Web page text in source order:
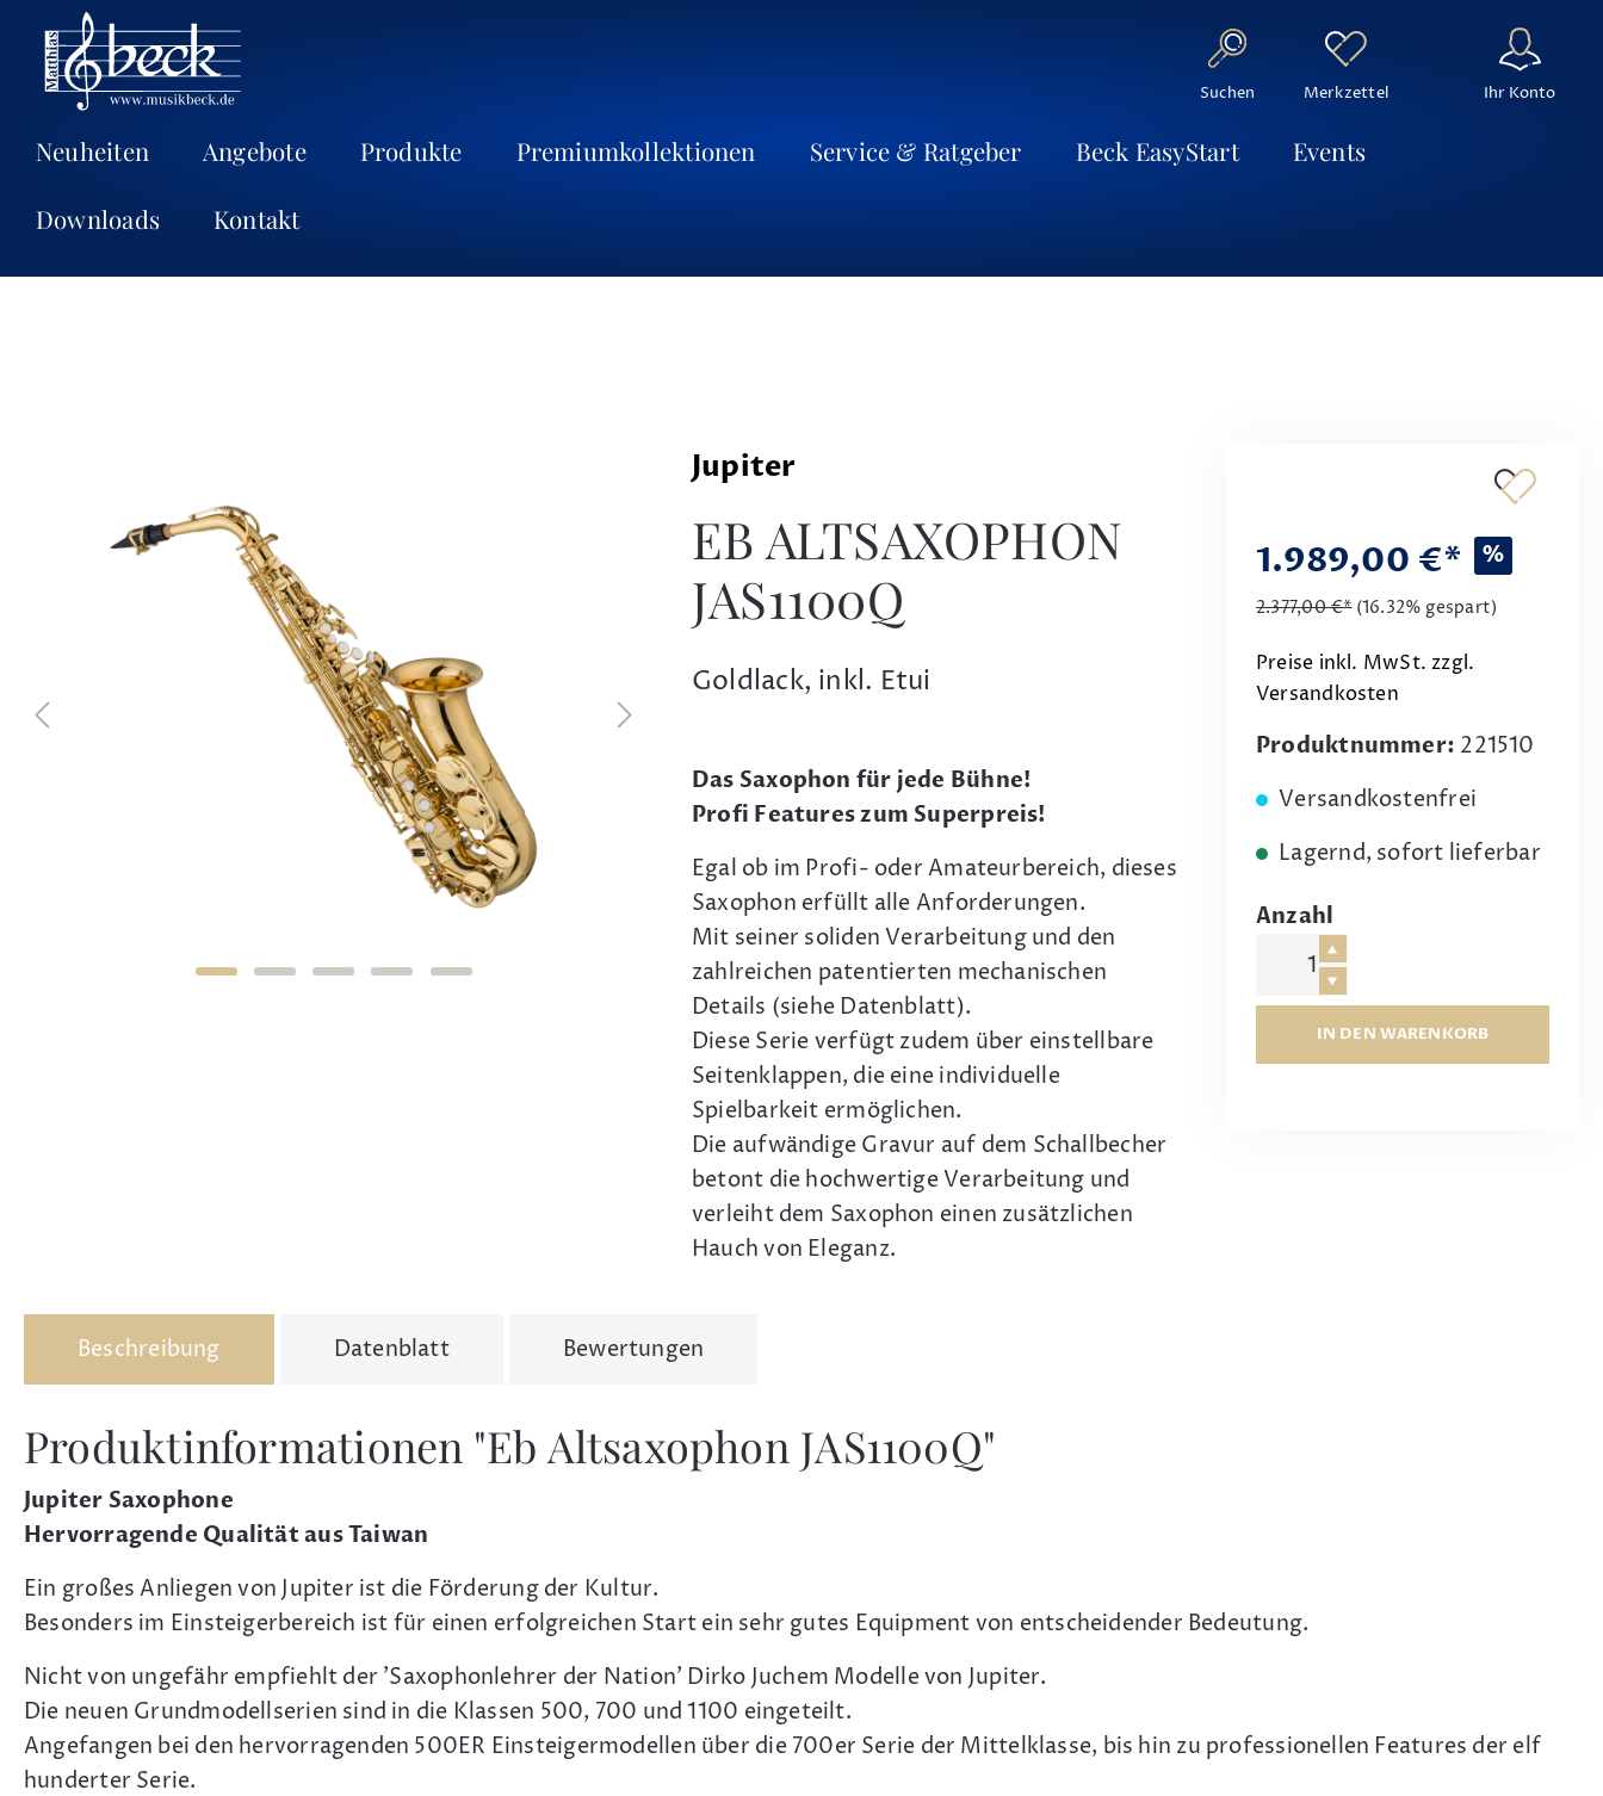
Neuheiten Angebote Produkte Premiumkollektionen Service & Ratgeber Beck EasyStart Events
Downloads Kontakt
Suchen Merkzettel Ihr Konto
Jupiter
EB ALTSAXOPHON
JAS1100Q
Goldlack, inkl. Etui
Das Saxophon für jede Bühne!
Profi Features zum Superpreis!
Egal ob im Profi- oder Amateurbereich, dieses
Saxophon erfüllt alle Anforderungen.
Mit seiner soliden Verarbeitung und den
zahlreichen patentierten mechanischen
Details (siehe Datenblatt).
Diese Serie verfügt zudem über einstellbare
Seitenklappen, die eine individuelle
Spielbarkeit ermöglichen.
Die aufwändige Gravur auf dem Schallbecher
betont die hochwertige Verarbeitung und
verleiht dem Saxophon einen zusätzlichen
Hauch von Eleganz.
1.989,00 €* %
2.377,00 €* (16.32% gespart)
Preise inkl. MwSt. zzgl.
Versandkosten
Produktnummer: 221510
Versandkostenfrei
Lagernd, sofort lieferbar
Anzahl
IN DEN WARENKORB
Beschreibung Datenblatt Bewertungen
Produktinformationen "Eb Altsaxophon JAS1100Q"
Jupiter Saxophone
Hervorragende Qualität aus Taiwan
Ein großes Anliegen von Jupiter ist die Förderung der Kultur.
Besonders im Einsteigerbereich ist für einen erfolgreichen Start ein sehr gutes Equipment von entscheidender Bedeutung.
Nicht von ungefähr empfiehlt der 'Saxophonlehrer der Nation' Dirko Juchem Modelle von Jupiter.
Die neuen Grundmodellserien sind in die Klassen 500, 700 und 1100 eingeteilt.
Angefangen bei den hervorragenden 500ER Einsteigermodellen über die 700er Serie der Mittelklasse, bis hin zu professionellen Features der elf
hunderter Serie.